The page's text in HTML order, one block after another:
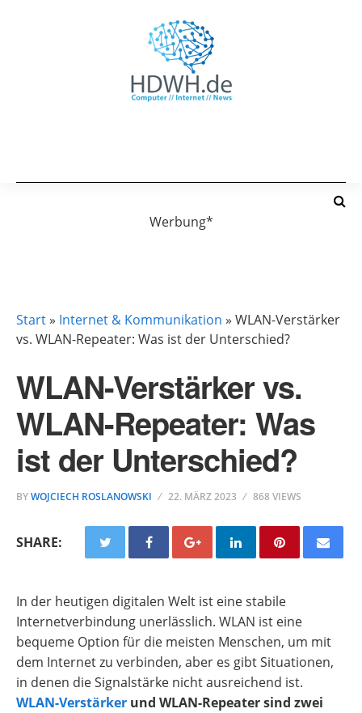
Werbung*
Start» Internet & Kommunikation » WLAN-Verstärker
vs. WLAN-Repeater: Was ist der Unterschied?
WLAN-Verstärker vs.
WLAN-Repeater: Was
ist der Unterschied?
BYWOJCIECH ROSLANOWSKI 22. MÄRZ 2023 868 VIEWS
SHARE:
In der heutigen digitalen Welt ist eine stabile
Internetverbindung unerlässlich. WLAN ist eine
bequeme Option für die meisten Menschen, um mit
dem Internet zu verbinden, aber es gibt Situationen,
in denen die Signalstärke nicht ausreichend ist.
WLAN-Verstärker und WLAN-Repeater sind zwei